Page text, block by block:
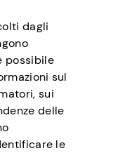
dagli
possibile
sul
sui
delle
le